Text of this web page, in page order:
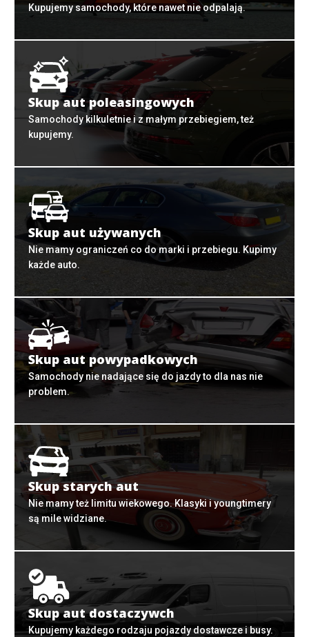
Kupujemy samochody, które nawet nie odpalają.
Skup aut poleasingowych
Samochody kilkuletnie i z małym przebiegiem, też
kupujemy.
Skup aut używanych
Nie mamy ograniczeń co do marki i przebiegu. Kupimy
każde auto.
Skup aut powypadkowych
Samochody nie nadające się do jazdy to dla nas nie
problem.
Skup starych aut
Nie mamy też limitu wiekowego. Klasyki i youngtimery
są mile widziane.
Skup aut dostaczywch
Kupujemy każdego rodzaju pojazdy dostawcze i busy.